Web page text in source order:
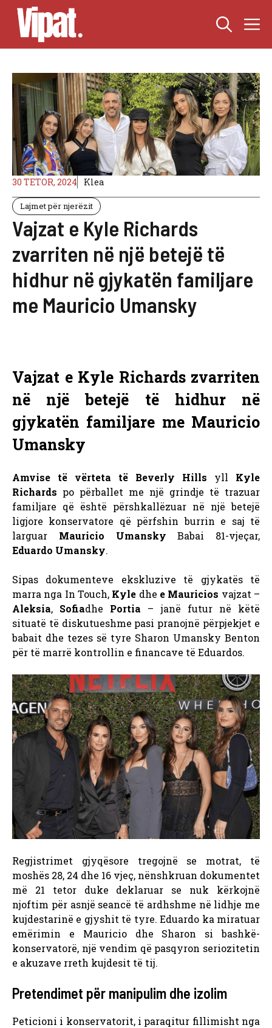
Skip
content
30 TETOR, 2024 Klea
Lajmet për njerëzit
Vajzat e Kyle Richards
zvarriten në një betejë të
hidhur në gjykatën familjare
me Mauricio Umansky
Vajzat e Kyle Richards zvarriten
në një betejë të hidhur në
gjykatën familjare me Mauricio
Umansky
Amvise të vërteta të Beverly Hills yll Kyle
Richards po përballet me një grindje të trazuar
familjare që është përshkallëzuar në një betejë
ligjore konservatore që përfshin burrin e saj të
larguar Mauricio Umansky Babai 81-vjeçar,
Eduardo Umansky.
Sipas dokumenteve ekskluzive të gjykatës të
marra nga In Touch, Kyle dhe e Mauricios vajzat –
Aleksia, Sofiadhe Portia – janë futur në këtë
situatë të diskutueshme pasi pranojnë përpjekjet e
babait dhe tezes së tyre Sharon Umansky Benton
për të marrë kontrollin e financave të Eduardos.
Regjistrimet gjyqësore tregojnë se motrat, të
moshës 28, 24 dhe 16 vjeç, nënshkruan dokumentet
më 21 tetor duke deklaruar se nuk kërkojnë
njoftim për asnjë seancë të ardhshme në lidhje me
kujdestarinë e gjyshit të tyre. Eduardo ka miratuar
emërimin e Mauricio dhe Sharon si bashkë-
konservatorë, një vendim që pasqyron seriozitetin
e akuzave rreth kujdesit të tij.
Pretendimet për manipulim dhe izolim
Peticioni i konservatorit, i paraqitur fillimisht nga